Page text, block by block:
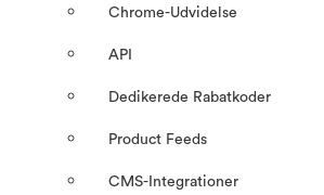
Chrome-Udvidelse
API
Dedikerede Rabatkoder
Product Feeds
CMS-Integrationer